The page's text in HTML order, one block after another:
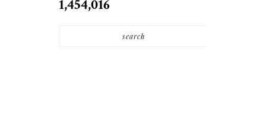
1,454,016